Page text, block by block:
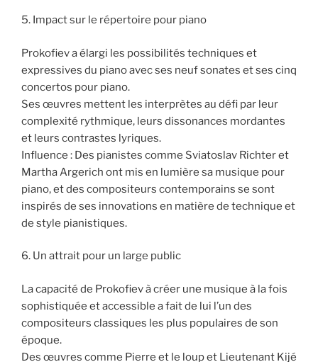
5. Impact sur le répertoire pour piano
Prokofiev a élargi les possibilités techniques et
expressives du piano avec ses neuf sonates et ses cinq
concertos pour piano.
Ses œuvres mettent les interprètes au défi par leur
complexité rythmique, leurs dissonances mordantes
et leurs contrastes lyriques.
Influence : Des pianistes comme Sviatoslav Richter et
Martha Argerich ont mis en lumière sa musique pour
piano, et des compositeurs contemporains se sont
inspirés de ses innovations en matière de technique et
de style pianistiques.
6. Un attrait pour un large public
La capacité de Prokofiev à créer une musique à la fois
sophistiquée et accessible a fait de lui l’un des
compositeurs classiques les plus populaires de son
époque.
Des œuvres comme Pierre et le loup et Lieutenant Kijé